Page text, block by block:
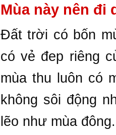
Mùa này nên đi
Đất trời có bốn
có vẻ đep riêng
mùa thu luôn có
không sôi động
lẽo như mùa